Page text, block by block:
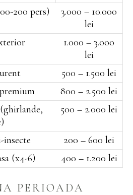
200 pers)
3.000 – 10.000
lei
1.000 – 3.000
lei
500 – 1.500 lei
800 – 2.500 lei
500 – 2.000 lei
200 – 600 lei
(x4-6)
400 – 1.200 lei
PERIOADA